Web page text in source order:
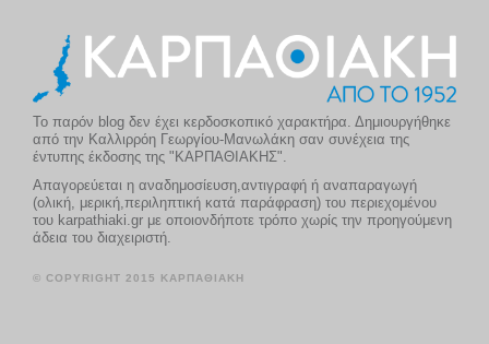
Το παρόν blog δεν έχει κερδοσκοπικό χαρακτήρα. Δημιουργήθηκε
από την Καλλιρρόη Γεωργίου-Μανωλάκη σαν συνέχεια της
έντυπης έκδοσης της "ΚΑΡΠΑΘΙΑΚΗΣ".
Απαγορεύεται η αναδημοσίευση,αντιγραφή ή αναπαραγωγή
(ολική, μερική,περιληπτική κατά παράφραση) του περιεχομένου
του karpathiaki.gr με οποιονδήποτε τρόπο χωρίς την προηγούμενη
άδεια του διαχειριστή.
© COPYRIGHT 2015 ΚΑΡΠΑΘΙΑΚΗ